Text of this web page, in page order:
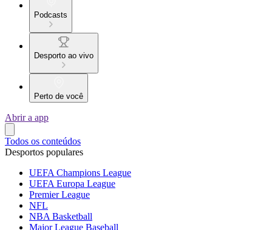
Podcasts
Desporto ao vivo
Perto de você
Abrir a app
Todos os conteúdos
Desportos populares
UEFA Champions League
UEFA Europa League
Premier League
NFL
NBA Basketball
Major League Baseball